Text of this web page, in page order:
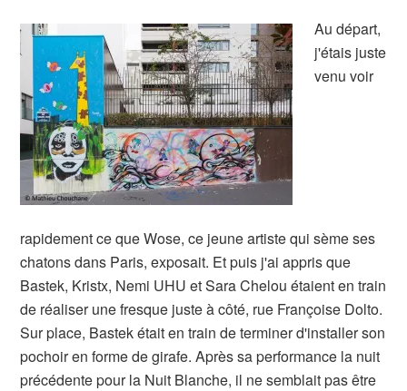
Au départ,
j'étais juste
venu voir
rapidement ce que Wose, ce jeune artiste qui sème ses
chatons dans Paris, exposait. Et puis j'ai appris que
Bastek, Kristx, Nemi UHU et Sara Chelou étaient en train
de réaliser une fresque juste à côté, rue Françoise Dolto.
Sur place, Bastek était en train de terminer d'installer son
pochoir en forme de girafe. Après sa performance la nuit
précédente pour la Nuit Blanche, il ne semblait pas être